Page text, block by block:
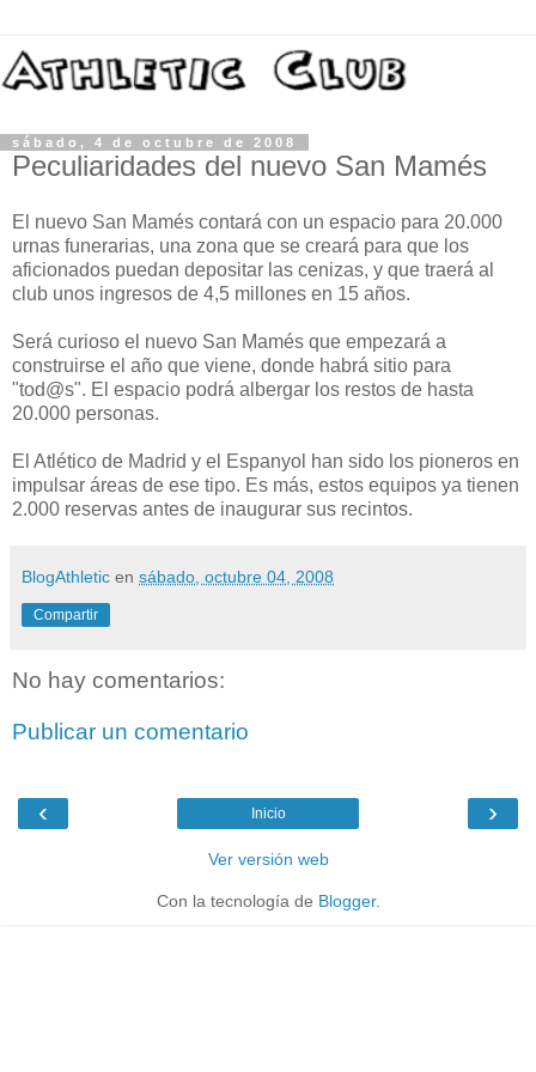
sábado, 4 de octubre de 2008
Peculiaridades del nuevo San Mamés
El nuevo San Mamés contará con un espacio para 20.000
urnas funerarias, una zona que se creará para que los
aficionados puedan depositar las cenizas, y que traerá al
club unos ingresos de 4,5 millones en 15 años.
Será curioso el nuevo San Mamés que empezará a
construirse el año que viene, donde habrá sitio para
"tod@s". El espacio podrá albergar los restos de hasta
20.000 personas.
El Atlético de Madrid y el Espanyol han sido los pioneros en
impulsar áreas de ese tipo. Es más, estos equipos ya tienen
2.000 reservas antes de inaugurar sus recintos.
BlogAthletic en sábado, octubre 04, 2008
Compartir
No hay comentarios:
Publicar un comentario
‹ ›
Inicio
Ver versión web
Con la tecnología de Blogger.